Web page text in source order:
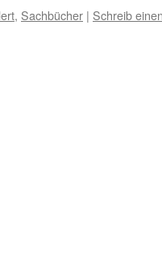
, Sachbücher | Schreib